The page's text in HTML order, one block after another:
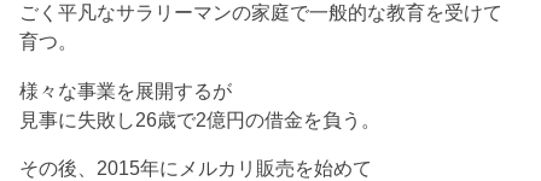
ごく平凡なサラリーマンの家庭で一般的な教育を受けて
育つ。
様々な事業を展開するが
見事に失敗し26歳で2億円の借金を負う。
その後、2015年にメルカリ販売を始めて